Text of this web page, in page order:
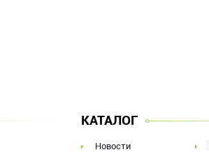
КАТАЛОГ
Новости